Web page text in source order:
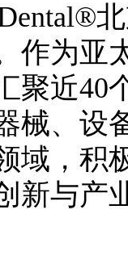
作为亚
聚近40
械、设
域，积
新与产